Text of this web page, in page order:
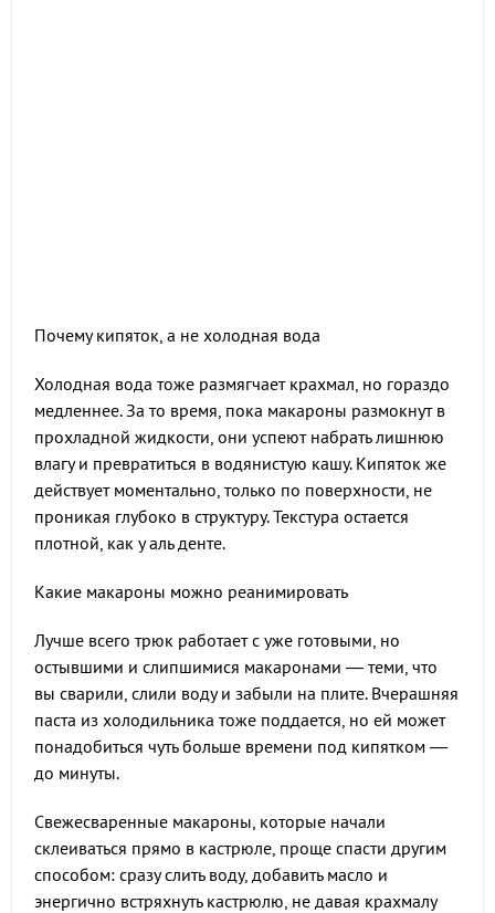
Почему кипяток, а не холодная вода
Холодная вода тоже размягчает крахмал, но гораздо
медленнее. За то время, пока макароны размокнут в
прохладной жидкости, они успеют набрать лишнюю
влагу и превратиться в водянистую кашу. Кипяток же
действует моментально, только по поверхности, не
проникая глубоко в структуру. Текстура остается
плотной, как у аль денте.
Какие макароны можно реанимировать
Лучше всего трюк работает с уже готовыми, но
остывшими и слипшимися макаронами — теми, что
вы сварили, слили воду и забыли на плите. Вчерашняя
паста из холодильника тоже поддается, но ей может
понадобиться чуть больше времени под кипятком —
до минуты.
Свежесваренные макароны, которые начали
склеиваться прямо в кастрюле, проще спасти другим
способом: сразу слить воду, добавить масло и
энергично встряхнуть кастрюлю, не давая крахмалу